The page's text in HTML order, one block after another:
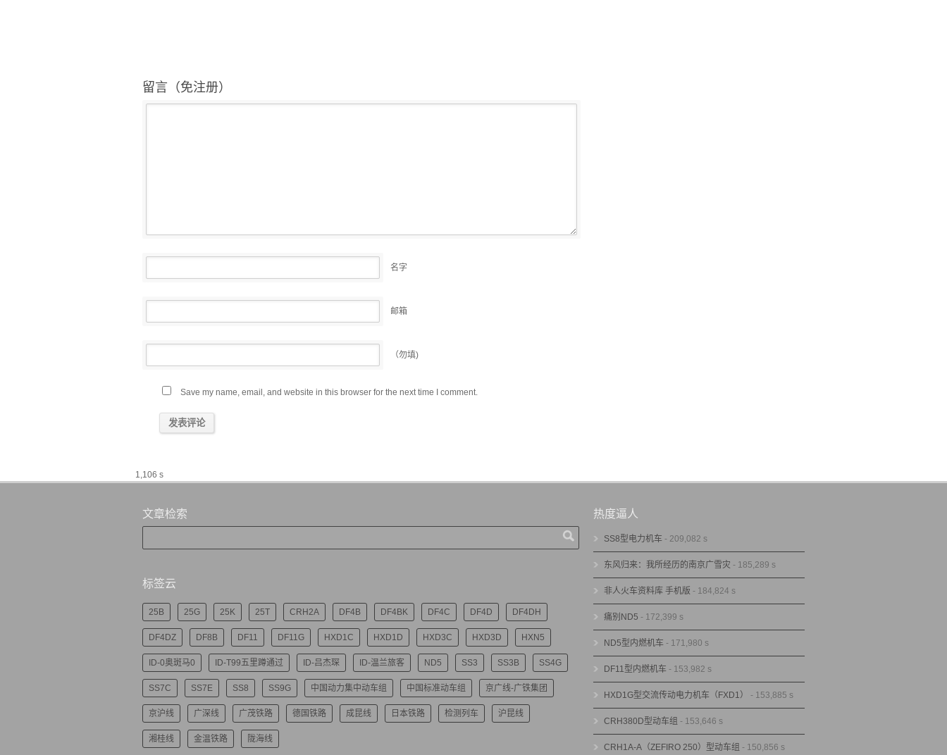
留言（免注册）
名字
邮箱
（勿填)
Save my name, email, and website in this browser for the next time I comment.
1,106 s
文章检索
标签云
25B 25G 25K 25T CRH2A DF4B DF4BK DF4C DF4D DF4DH
DF4DZ DF8B DF11 DF11G HXD1C HXD1D HXD3C HXD3D HXN5
ID-0奥斑马0 ID-T99五里蹲通过 ID-吕杰琛 ID-温兰旅客 ND5 SS3 SS3B SS4G
SS7C SS7E SS8 SS9G 中国动力集中动车组 中国标准动车组 京广线-广铁集团
京沪线 广深线 广茂铁路 德国铁路 成昆线 日本铁路 检测列车 沪昆线
湘桂线 金温铁路 陇海线
热度逼人
SS8型电力机车 - 209,082 s
东风归来：我所经历的南京广雪灾 - 185,289 s
非人火车资料库 手机版 - 184,824 s
痛别ND5 - 172,399 s
ND5型内燃机车 - 171,980 s
DF11型内燃机车 - 153,982 s
HXD1G型交流传动电力机车（FXD1） - 153,885 s
CRH380D型动车组 - 153,646 s
CRH1A-A（ZEFIRO 250）型动车组 - 150,856 s